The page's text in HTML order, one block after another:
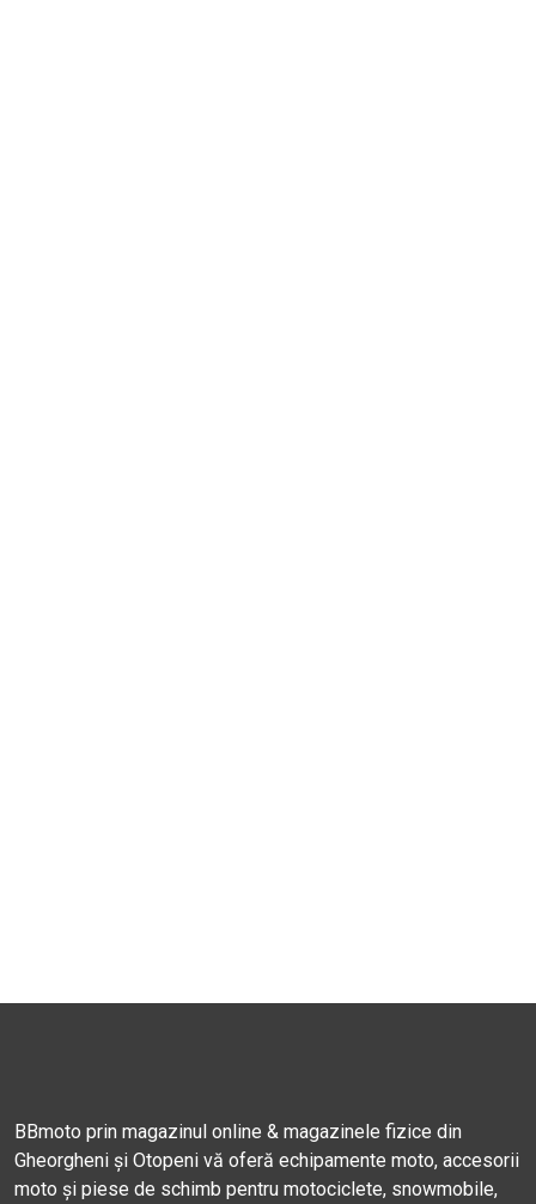
BBmoto prin magazinul online & magazinele fizice din
Gheorgheni și Otopeni vă oferă echipamente moto, accesorii
moto și piese de schimb pentru motociclete, snowmobile,